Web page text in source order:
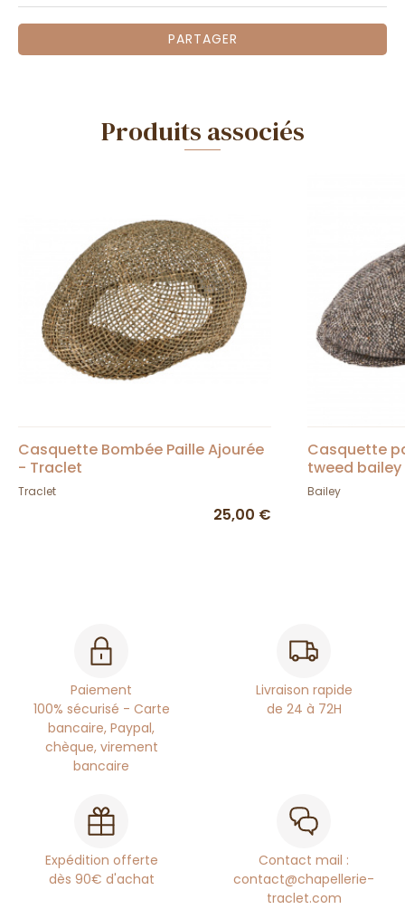
PARTAGER
Produits associés
Casquette Bombée Paille Ajourée
- Traclet
Traclet
25,00 €
Casquette
tweed bailey
Bailey
Paiement
100% sécurisé - Carte
bancaire, Paypal,
chèque, virement
bancaire
Livraison rapide
de 24 à 72H
Expédition offerte
dès 90€ d'achat
Contact mail :
contact@chapellerie-
traclet.com